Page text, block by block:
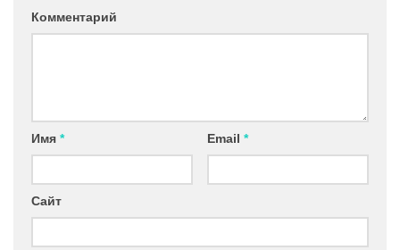
Комментарий
Имя * Email *
Сайт